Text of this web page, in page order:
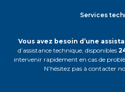
Services
Vous avez besoin d’une
d’assistance technique, disponibles
intervenir rapidement en cas de
N’hésitez pas à contacter